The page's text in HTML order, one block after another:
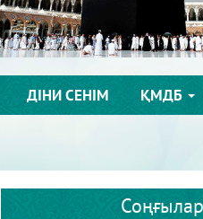
ДІНИ СЕНІМ ҚМДБ
Соңғылар